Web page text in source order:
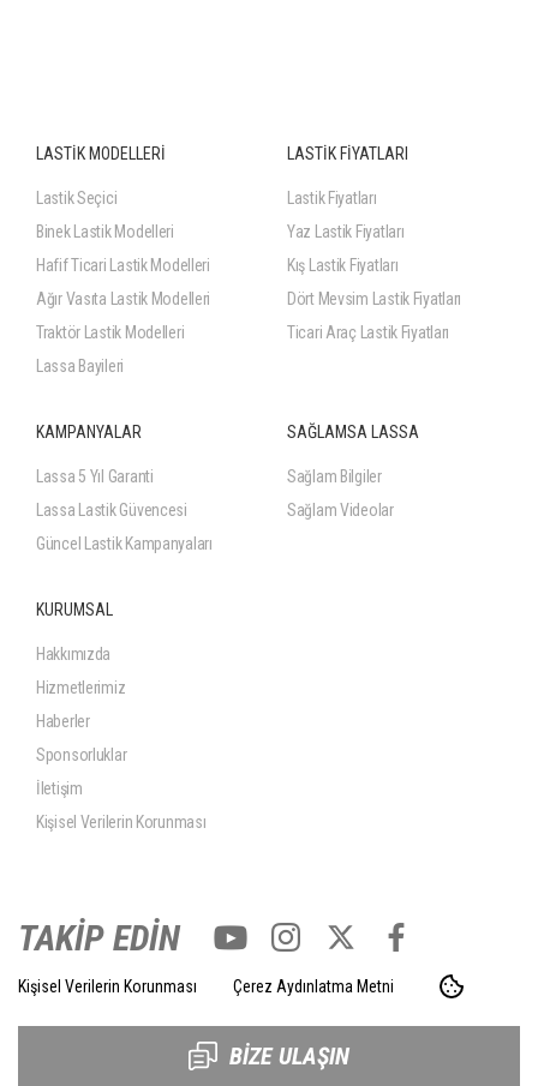
LASTİK MODELLERİ
Lastik Seçici
Binek Lastik Modelleri
Hafif Ticari Lastik Modelleri
Ağır Vasıta Lastik Modelleri
Traktör Lastik Modelleri
Lassa Bayileri
LASTİK FİYATLARI
Lastik Fiyatları
Yaz Lastik Fiyatları
Kış Lastik Fiyatları
Dört Mevsim Lastik Fiyatları
Ticari Araç Lastik Fiyatları
KAMPANYALAR
Lassa 5 Yıl Garanti
Lassa Lastik Güvencesi
Güncel Lastik Kampanyaları
SAĞLAMSA LASSA
Sağlam Bilgiler
Sağlam Videolar
KURUMSAL
Hakkımızda
Hizmetlerimiz
Haberler
Sponsorluklar
İletişim
Kişisel Verilerin Korunması
TAKİP EDİN
Kişisel Verilerin Korunması Çerez Aydınlatma Metni
BİZE ULAŞIN